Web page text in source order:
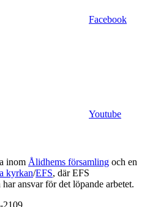
Facebook
Youtube
inom Ålidhems församling och en
kyrkan/EFS, där EFS
ansvar för det löpande arbetet.
2109